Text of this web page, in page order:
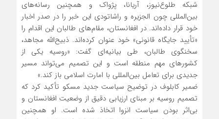
شبکه طلوع‌نیوز، آریانا، پژواک و همچنین رسانه‌های
بین‌المللی چون الجزیره و راشاتودی این خبر را در صدر اخبار
خود قرار داده‌اند. در افغانستان، مقام‌های طالبان این اقدام را
«تأیید جایگاه قانونی» خود عنوان کرده‌اند. ذبیح‌الله مجاهد،
سخنگوی طالبان، طی بیانیه‌ای گفت: «روسیه یکی از
کشورهای مهم منطقه است و این تصمیم می‌تواند مسیر
جدیدی برای تعامل بین‌المللی با امارت اسلامی باز کند.»
ضمیر کابلوف در توضیح سیاست جدید مسکو تأکید کرد که
تصمیم روسیه بر مبنای ارزیابی دقیق از وضعیت افغانستان و
بی‌اثر بودن سیاست انزوا اتخاذ شده است. او همچنین